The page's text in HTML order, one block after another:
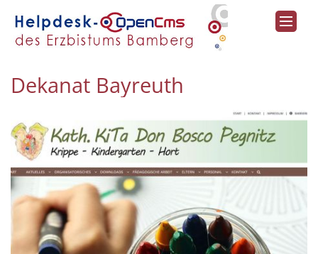
Zum Inhalt springen
Dekanat Bayreuth